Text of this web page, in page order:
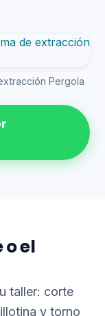
Pergola
o el
taller: corte
y torno